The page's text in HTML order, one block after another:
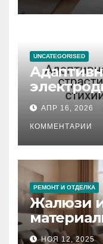
UNCATEGORISED
влияние
тезауруса
АПР 16, 2026
КОММЕНТАРИИ
РЕМОНТ И ОТДЕЛКА
Жалюзи
НОЯ 12, 2025